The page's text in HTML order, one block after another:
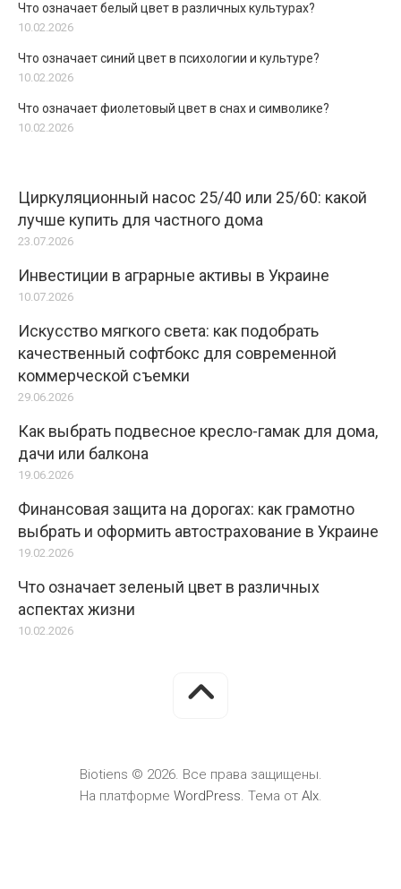
Что означает белый цвет в различных культурах?
10.02.2026
Что означает синий цвет в психологии и культуре?
10.02.2026
Что означает фиолетовый цвет в снах и символике?
10.02.2026
Циркуляционный насос 25/40 или 25/60: какой
лучше купить для частного дома
23.07.2026
Инвестиции в аграрные активы в Украине
10.07.2026
Искусство мягкого света: как подобрать
качественный софтбокс для современной
коммерческой съемки
29.06.2026
Как выбрать подвесное кресло-гамак для дома,
дачи или балкона
19.06.2026
Финансовая защита на дорогах: как грамотно
выбрать и оформить автострахование в Украине
19.02.2026
Что означает зеленый цвет в различных
аспектах жизни
10.02.2026
Biotiens © 2026. Все права защищены.
На платформе WordPress. Тема от Alx.